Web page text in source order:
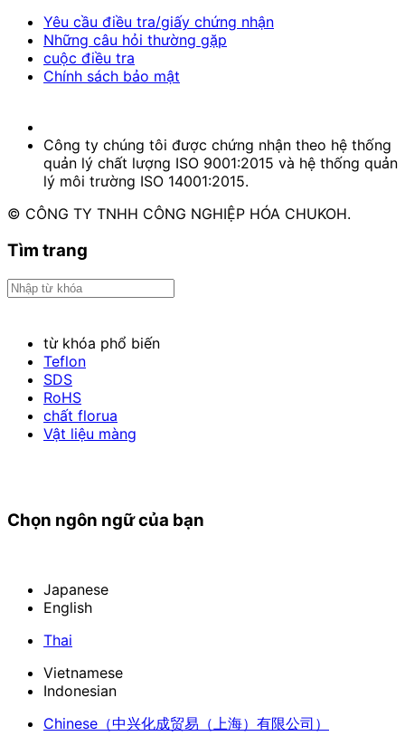
Yêu cầu điều tra/giấy chứng nhận
Những câu hỏi thường gặp
cuộc điều tra
Chính sách bảo mật
Công ty chúng tôi được chứng nhận theo hệ thống
quản lý chất lượng ISO 9001:2015 và hệ thống quản
lý môi trường ISO 14001:2015.
© CÔNG TY TNHH CÔNG NGHIỆP HÓA CHUKOH.
Tìm trang
từ khóa phổ biến
Teflon
SDS
RoHS
chất florua
Vật liệu màng
Chọn ngôn ngữ của bạn
Japanese
English
Thai
Vietnamese
Indonesian
Chinese （中兴化成贸易（上海）有限公司）